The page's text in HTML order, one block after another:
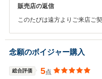
責任でいくかは迷うところです
だったと思っています。 お店はこじんまりとした町のモータースという感じ
んで購入させて頂いて、本当によ
ました。
販売店の返信
このたびは遠方よりご来店ご
ウン社外ホイール ナビバージ
質な中古パーツなど取り揃え
たお近くにお越しの際は是非
どうぞよろしくお願いいたしま
念願のボイジャー購入
総合評価 5点